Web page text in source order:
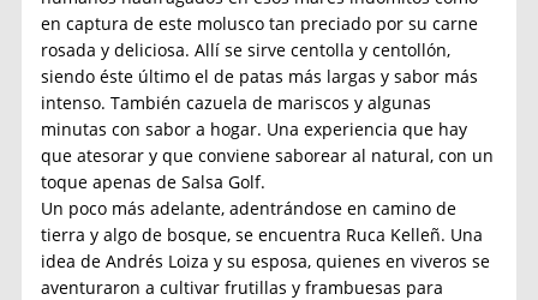
en captura de este molusco tan preciado por su carne
rosada y deliciosa. Allí se sirve centolla y centollón,
siendo éste último el de patas más largas y sabor más
intenso. También cazuela de mariscos y algunas
minutas con sabor a hogar. Una experiencia que hay
que atesorar y que conviene saborear al natural, con un
toque apenas de Salsa Golf.
Un poco más adelante, adentrándose en camino de
tierra y algo de bosque, se encuentra Ruca Kelleñ. Una
idea de Andrés Loiza y su esposa, quienes en viveros se
aventuraron a cultivar frutillas y frambuesas para